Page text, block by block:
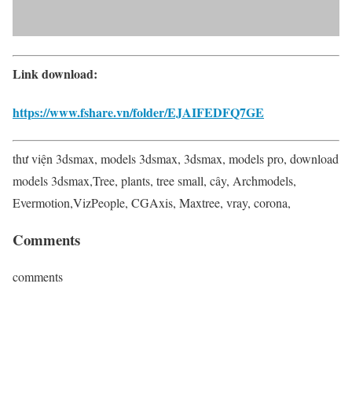
Link download:
https://www.fshare.vn/folder/EJAIFEDFQ7GE
thư viện 3dsmax, models 3dsmax, 3dsmax, models pro, download
models 3dsmax,Tree, plants, tree small, cây, Archmodels,
Evermotion,VizPeople, CGAxis, Maxtree, vray, corona,
Comments
comments